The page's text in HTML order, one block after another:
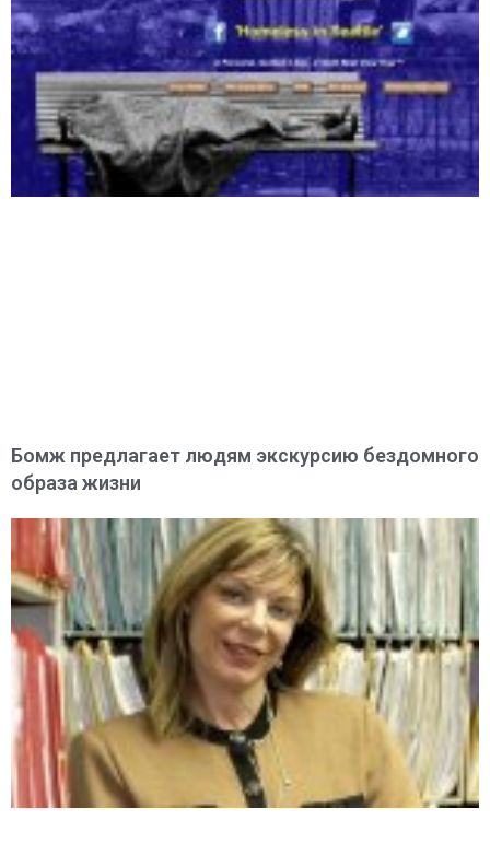
Бомж предлагает людям экскурсию бездомного
образа жизни